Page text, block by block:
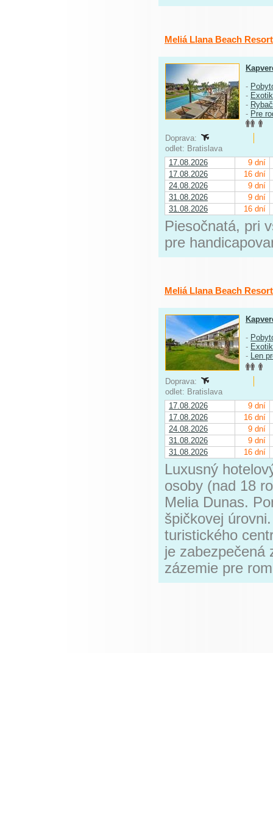
Meliá Llana Beach
-
-
-
- Pre
Doprava:
odlet: Bratislava
17.08.2026
9 dní
17.08.2026
16 dní
24.08.2026
9 dní
31.08.2026
9 dní
31.08.2026
16 dní
Piesočnatá, pri
pre
Meliá Llana Beach
-
-
- Len
Doprava:
odlet: Bratislava
17.08.2026
9 dní
17.08.2026
16 dní
24.08.2026
9 dní
31.08.2026
9 dní
31.08.2026
16 dní
Luxusný
osoby (nad 18
Melia Dunas.
špičkovej
turistického
je zabezpečená
zázemie pre